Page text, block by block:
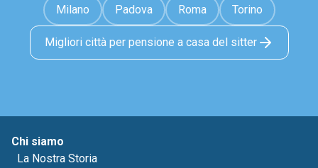
Milano Padova Roma Torino
Migliori città per pensione a casa del sitter
Chi siamo
La Nostra Storia